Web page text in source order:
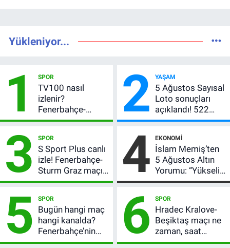
Yükleniyor...
1 SPOR
TV100 nasıl
izlenir?
Fenerbahçe-
Sturm Graz maçı
bilgileri
2 YAŞAM
5 Ağustos Sayısal
Loto sonuçları
açıklandı! 522
milyon TL devretti
3 SPOR
S Sport Plus canlı
izle! Fenerbahçe-
Sturm Graz maçı
nasıl izlenir?
4 EKONOMI
İslam Memiş’ten
5 Ağustos Altın
Yorumu: “Yükseliş
Beklentim Devam
Kritik Uyarıyı Yaptı
5 SPOR
Bugün hangi maç
hangi kanalda?
Fenerbahçe’nin
Avrupa sınavı
6 SPOR
Hradec Kralove-
Beşiktaş maçı ne
zaman, saat
kaçta? Şifresiz